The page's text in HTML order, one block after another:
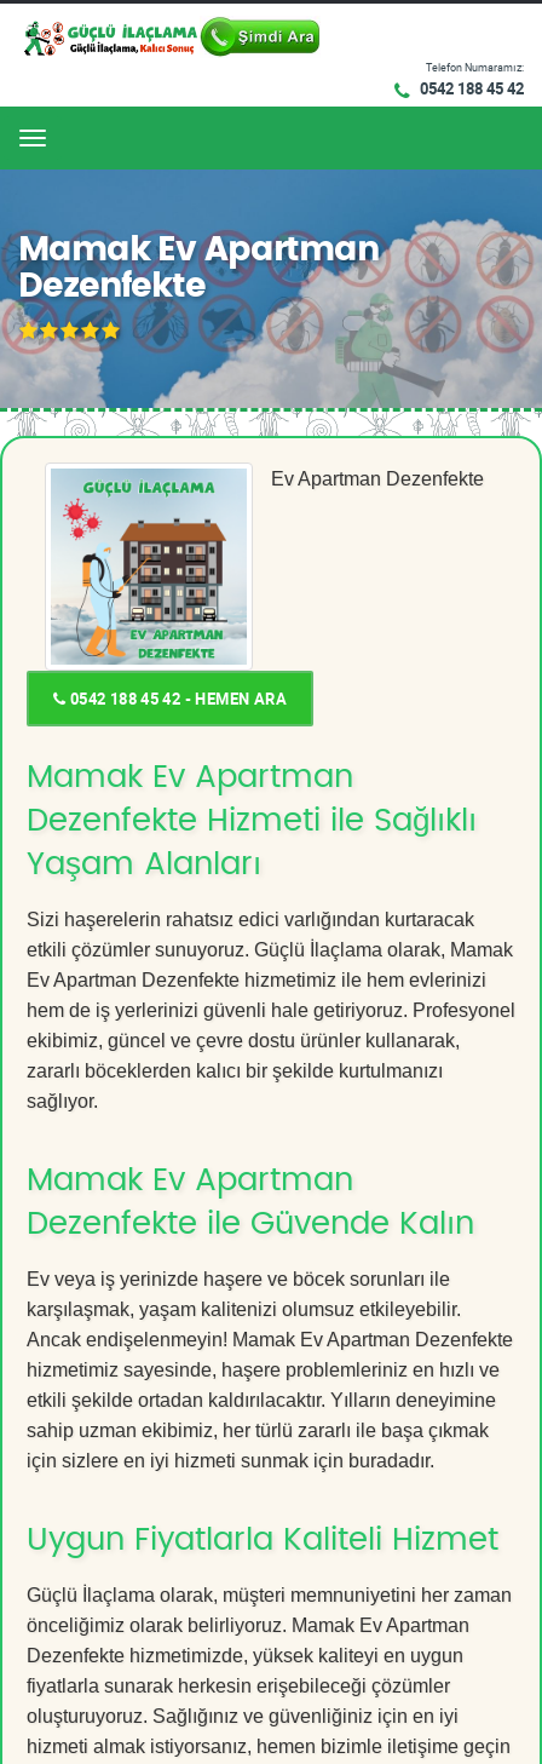
Telefon Numaramız:
0542 188 45 42
Menu
Mamak Ev Apartman
Dezenfekte
Ev Apartman Dezenfekte
0542 188 45 42 - HEMEN ARA
Mamak Ev Apartman
Dezenfekte Hizmeti ile Sağlıklı
Yaşam Alanları
Sizi haşerelerin rahatsız edici varlığından kurtaracak
etkili çözümler sunuyoruz. Güçlü İlaçlama olarak, Mamak
Ev Apartman Dezenfekte hizmetimiz ile hem evlerinizi
hem de iş yerlerinizi güvenli hale getiriyoruz. Profesyonel
ekibimiz, güncel ve çevre dostu ürünler kullanarak,
zararlı böceklerden kalıcı bir şekilde kurtulmanızı
sağlıyor.
Mamak Ev Apartman
Dezenfekte ile Güvende Kalın
Ev veya iş yerinizde haşere ve böcek sorunları ile
karşılaşmak, yaşam kalitenizi olumsuz etkileyebilir.
Ancak endişelenmeyin! Mamak Ev Apartman Dezenfekte
hizmetimiz sayesinde, haşere problemleriniz en hızlı ve
etkili şekilde ortadan kaldırılacaktır. Yılların deneyimine
sahip uzman ekibimiz, her türlü zararlı ile başa çıkmak
için sizlere en iyi hizmeti sunmak için buradadır.
Uygun Fiyatlarla Kaliteli Hizmet
Güçlü İlaçlama olarak, müşteri memnuniyetini her zaman
önceliğimiz olarak belirliyoruz. Mamak Ev Apartman
Dezenfekte hizmetimizde, yüksek kaliteyi en uygun
fiyatlarla sunarak herkesin erişebileceği çözümler
oluşturuyoruz. Sağlığınız ve güvenliğiniz için en iyi
hizmeti almak istiyorsanız, hemen bizimle iletişime geçin